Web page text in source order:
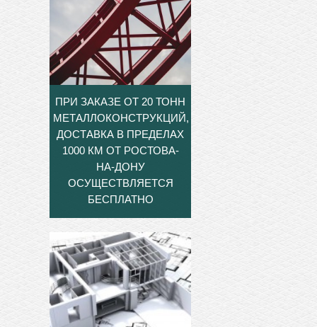
ПРИ ЗАКАЗЕ ОТ 20 ТОНН
МЕТАЛЛОКОНСТРУКЦИЙ,
ДОСТАВКА В ПРЕДЕЛАХ
1000 КМ ОТ РОСТОВА-
НА-ДОНУ
ОСУЩЕСТВЛЯЕТСЯ
БЕСПЛАТНО